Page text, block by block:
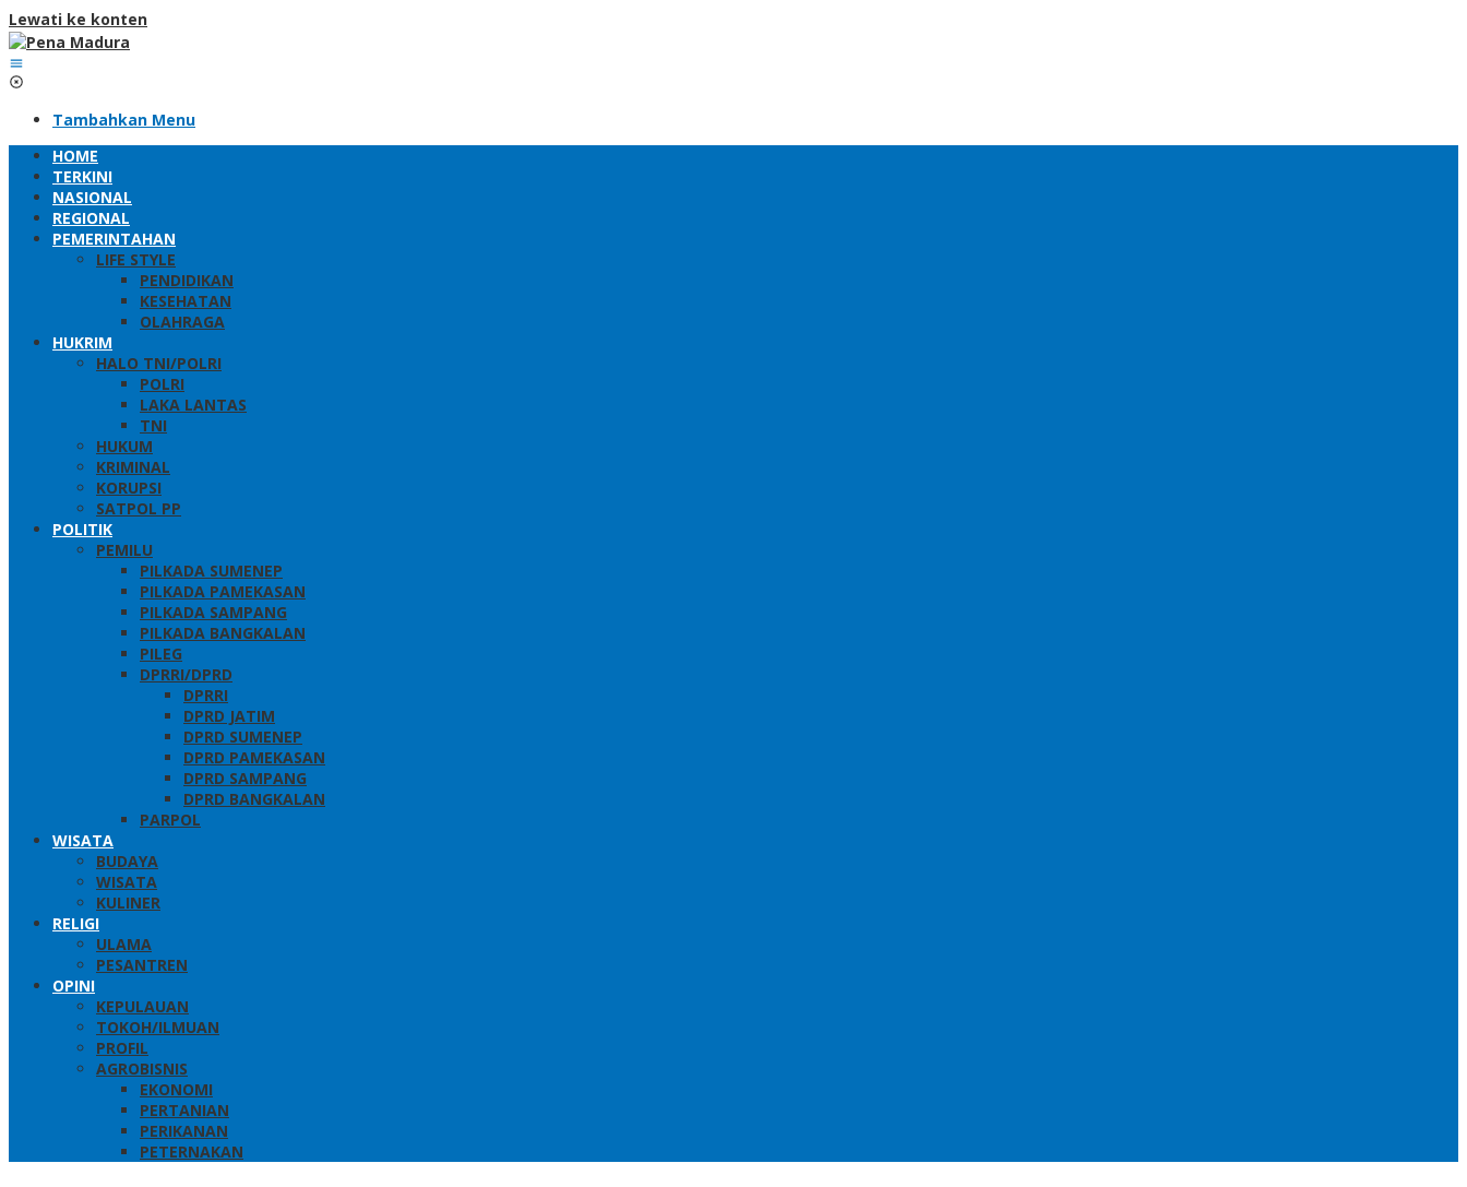
Lewati ke konten
Tambahkan Menu
HOME
TERKINI
NASIONAL
REGIONAL
PEMERINTAHAN
LIFE STYLE
PENDIDIKAN
KESEHATAN
OLAHRAGA
HUKRIM
HALO TNI/POLRI
POLRI
LAKA LANTAS
TNI
HUKUM
KRIMINAL
KORUPSI
SATPOL PP
POLITIK
PEMILU
PILKADA SUMENEP
PILKADA PAMEKASAN
PILKADA SAMPANG
PILKADA BANGKALAN
PILEG
DPRRI/DPRD
DPRRI
DPRD JATIM
DPRD SUMENEP
DPRD PAMEKASAN
DPRD SAMPANG
DPRD BANGKALAN
PARPOL
WISATA
BUDAYA
WISATA
KULINER
RELIGI
ULAMA
PESANTREN
OPINI
KEPULAUAN
TOKOH/ILMUAN
PROFIL
AGROBISNIS
EKONOMI
PERTANIAN
PERIKANAN
PETERNAKAN